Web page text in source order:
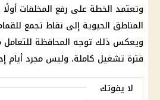
وتعتمد الخطة على رفع المخلفات
المناطق الحيوية إلى نقاط تجمع
ويعكس ذلك توجه المحافظة للتعامل
فترة تشغيل كاملة، وليس مجرد أيام
لا يفوتك